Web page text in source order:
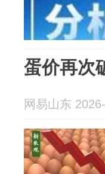
蛋价再次
网易山东